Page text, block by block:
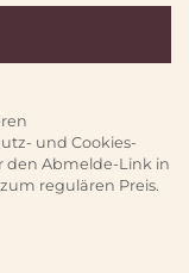
und Cookies-
den Abmelde-Link in
regulären Preis.